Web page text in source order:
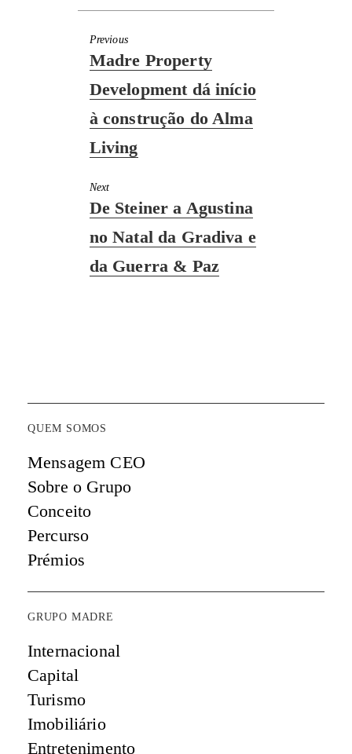
Previous
Previous
Madre Property
Development dá início
à construção do Alma
Living
Next
Next
De Steiner a Agustina
no Natal da Gradiva e
da Guerra & Paz
QUEM SOMOS
Mensagem CEO
Sobre o Grupo
Conceito
Percurso
Prémios
GRUPO MADRE
Internacional
Capital
Turismo
Imobiliário
Entretenimento